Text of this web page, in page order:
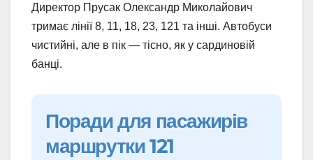
Директор Прусак Олександр Миколайович
тримає лінії 8, 11, 18, 23, 121 та інші. Автобуси
чистийні, але в пік — тісно, як у сардиновій
банці.
Поради для пасажирів
маршрутки 121